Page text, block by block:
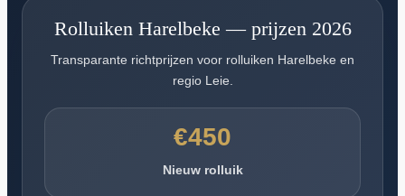
Rolluiken Harelbeke — prijzen 2026
Transparante richtprijzen voor rolluiken Harelbeke en
regio Leie.
€450
Nieuw rolluik